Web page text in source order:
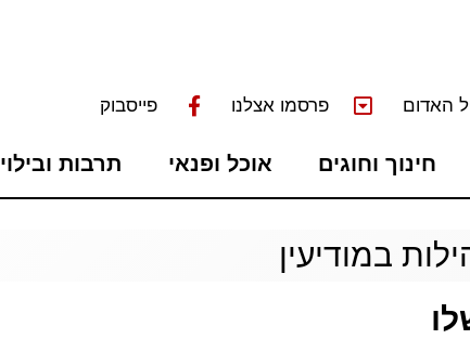
האדום פרסמו אצלנו פייסבוק
חינוך וחוגים אוכל ופנאי תרבות ובילוי
במודיעין